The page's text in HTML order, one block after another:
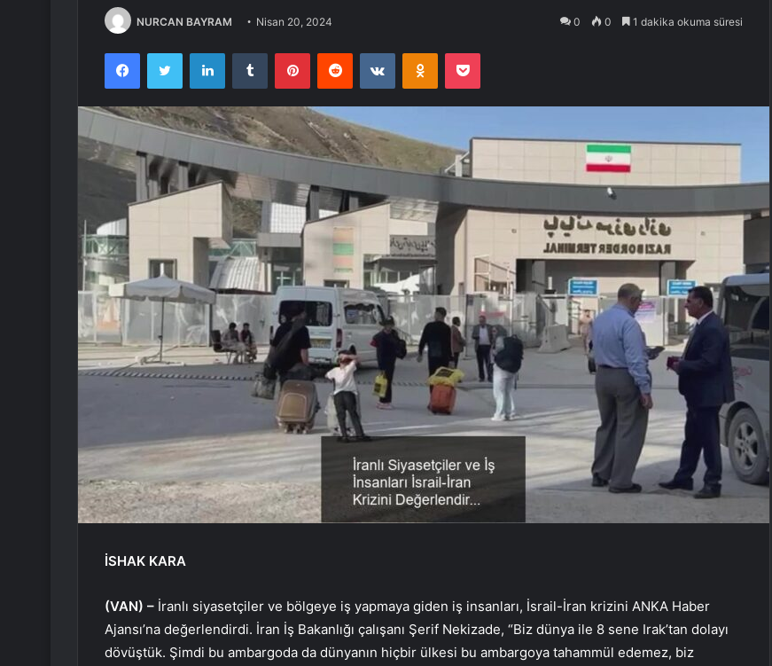
NURCAN BAYRAM Nisan 20, 2024 0 0 1 dakika okuma süresi
FacebookTwitter LinkedInTumblr PinterestReddit VKontakteOdnoklassniki
Pocket
İSHAK KARA
(VAN) – İranlı siyasetçiler ve bölgeye iş yapmaya giden iş insanları, İsrail-İran krizini ANKA Haber
Ajansı’na değerlendirdi. İran İş Bakanlığı çalışanı Şerif Nekizade, “Biz dünya ile 8 sene Irak’tan dolayı
dövüştük. Şimdi bu ambargoda da dünyanın hiçbir ülkesi bu ambargoya tahammül edemez, biz